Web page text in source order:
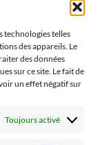
technologies telles
des appareils. Le
des données
sur ce site. Le fait de
un effet négatif sur
Toujours activé
retour à la